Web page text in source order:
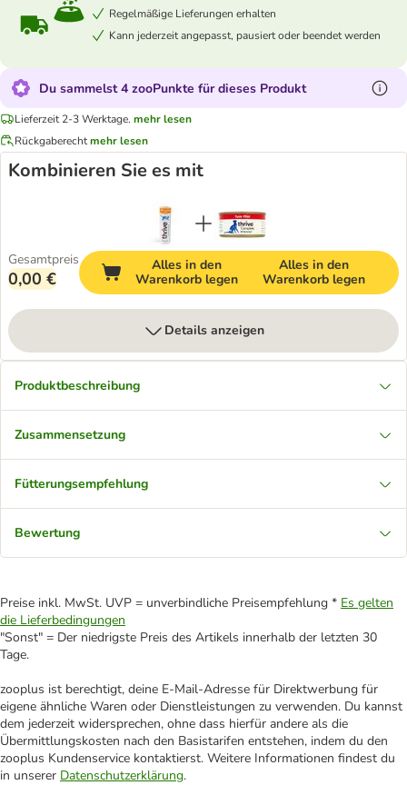
Regelmäßige Lieferungen erhalten
Kann jederzeit angepasst, pausiert oder beendet werden
Du sammelst 4 zooPunkte für dieses Produkt
Lieferzeit 2-3 Werktage. mehr lesen
Rückgaberechtmehr lesen
Kombinieren Sie es mit
Gesamtpreis
0,00 €
Alles in den
Warenkorb legen
Alles in den
Warenkorb legen
Details anzeigen
Produktbeschreibung
Zusammensetzung
Fütterungsempfehlung
Bewertung
Preise inkl. MwSt. UVP = unverbindliche Preisempfehlung * Es gelten
die Lieferbedingungen
"Sonst" = Der niedrigste Preis des Artikels innerhalb der letzten 30
Tage.
zooplus ist berechtigt, deine E-Mail-Adresse für Direktwerbung für
eigene ähnliche Waren oder Dienstleistungen zu verwenden. Du kannst
dem jederzeit widersprechen, ohne dass hierfür andere als die
Übermittlungskosten nach den Basistarifen entstehen, indem du den
zooplus Kundenservice kontaktierst. Weitere Informationen findest du
in unserer Datenschutzerklärung.